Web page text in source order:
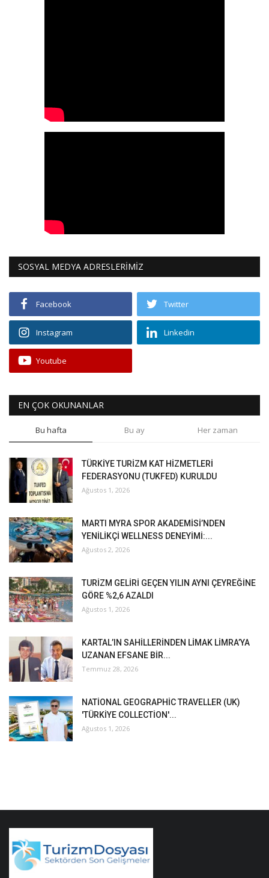
SOSYAL MEDYA ADRESLERİMİZ
Facebook Twitter
Instagram Linkedin
Youtube
EN ÇOK OKUNANLAR
Bu hafta Bu ay Her zaman
TÜRKİYE TURİZM KAT HİZMETLERİ
FEDERASYONU (TUKFED) KURULDU
Ağustos 1, 2026
MARTI MYRA SPOR AKADEMİSİ’NDEN
YENİLİKÇİ WELLNESS DENEYİMİ:...
Ağustos 2, 2026
TURİZM GELİRİ GEÇEN YILIN AYNI ÇEYREĞİNE
GÖRE %2,6 AZALDI
Ağustos 1, 2026
KARTAL’IN SAHİLLERİNDEN LİMAK LİMRA’YA
UZANAN EFSANE BİR...
Temmuz 28, 2026
NATİONAL GEOGRAPHİC TRAVELLER (UK)
'TÜRKİYE COLLECTİON'...
Ağustos 1, 2026